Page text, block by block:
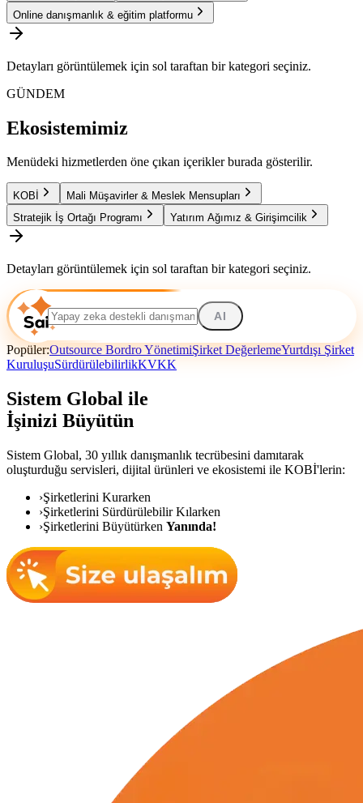
Online danışmanlık & eğitim platformu
Detayları görüntülemek için sol taraftan bir kategori seçiniz.
GÜNDEM
Ekosistemimiz
Menüdeki hizmetlerden öne çıkan içerikler burada gösterilir.
KOBİ
Mali Müşavirler & Meslek Mensupları
Stratejik İş Ortağı Programı
Yatırım Ağımız & Girişimcilik
Detayları görüntülemek için sol taraftan bir kategori seçiniz.
AI
Popüler:Outsource Bordro YönetimiŞirket DeğerlemeYurtdışı Şirket
KuruluşuSürdürülebilirlikKVKK
Sistem Global ile
İşinizi Büyütün
Sistem Global, 30 yıllık danışmanlık tecrübesini damıtarak
oluşturduğu servisleri, dijital ürünleri ve ekosistemi ile KOBİ'lerin:
›Şirketlerini Kurarken
›Şirketlerini Sürdürülebilir Kılarken
›Şirketlerini Büyütürken Yanında!